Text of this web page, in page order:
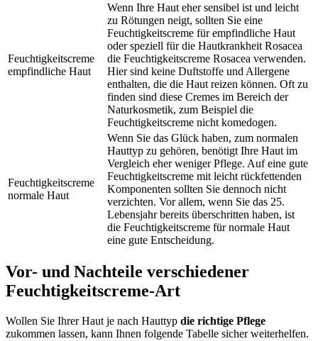
Feuchtigkeitscreme
empfindliche Haut
Wenn Ihre Haut eher sensibel ist und leicht
zu Rötungen neigt, sollten Sie eine
Feuchtigkeitscreme für empfindliche Haut
oder speziell für die Hautkrankheit Rosacea
die Feuchtigkeitscreme Rosacea verwenden.
Hier sind keine Duftstoffe und Allergene
enthalten, die die Haut reizen können. Oft zu
finden sind diese Cremes im Bereich der
Naturkosmetik, zum Beispiel die
Feuchtigkeitscreme nicht komedogen.
Feuchtigkeitscreme
normale Haut
Wenn Sie das Glück haben, zum normalen
Hauttyp zu gehören, benötigt Ihre Haut im
Vergleich eher weniger Pflege. Auf eine gute
Feuchtigkeitscreme mit leicht rückfettenden
Komponenten sollten Sie dennoch nicht
verzichten. Vor allem, wenn Sie das 25.
Lebensjahr bereits überschritten haben, ist
die Feuchtigkeitscreme für normale Haut
eine gute Entscheidung.
Vor- und Nachteile verschiedener
Feuchtigkeitscreme-Art
Wollen Sie Ihrer Haut je nach Hauttyp die richtige Pflege
zukommen lassen, kann Ihnen folgende Tabelle sicher weiterhelfen.